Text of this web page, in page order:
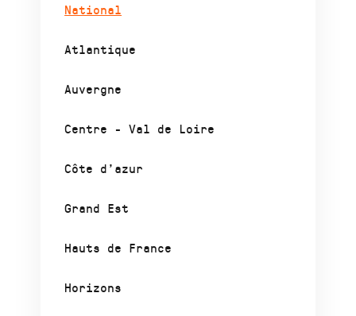
National
Atlantique
Auvergne
Centre - Val de Loire
Côte d’azur
Grand Est
Hauts de France
Horizons